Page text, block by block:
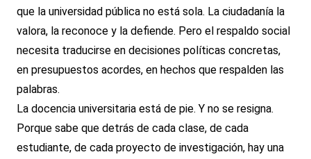
que la universidad pública no está sola. La ciudadanía la
valora, la reconoce y la defiende. Pero el respaldo social
necesita traducirse en decisiones políticas concretas,
en presupuestos acordes, en hechos que respalden las
palabras.
La docencia universitaria está de pie. Y no se resigna.
Porque sabe que detrás de cada clase, de cada
estudiante, de cada proyecto de investigación, hay una